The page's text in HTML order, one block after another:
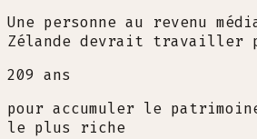
Une personne au revenu
Zélande devrait travailler
209 ans
pour accumuler le
le plus riche